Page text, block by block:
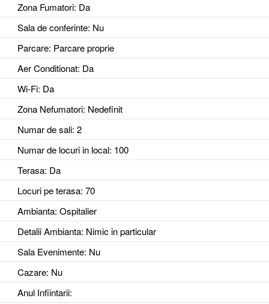
Zona Fumatori: Da
Sala de conferinte: Nu
Parcare: Parcare proprie
Aer Conditionat: Da
Wi-Fi: Da
Zona Nefumatori: Nedefinit
Numar de sali: 2
Numar de locuri in local: 100
Terasa: Da
Locuri pe terasa: 70
Ambianta: Ospitalier
Detalii Ambianta: Nimic in particular
Sala Evenimente: Nu
Cazare: Nu
Anul Infiintarii: